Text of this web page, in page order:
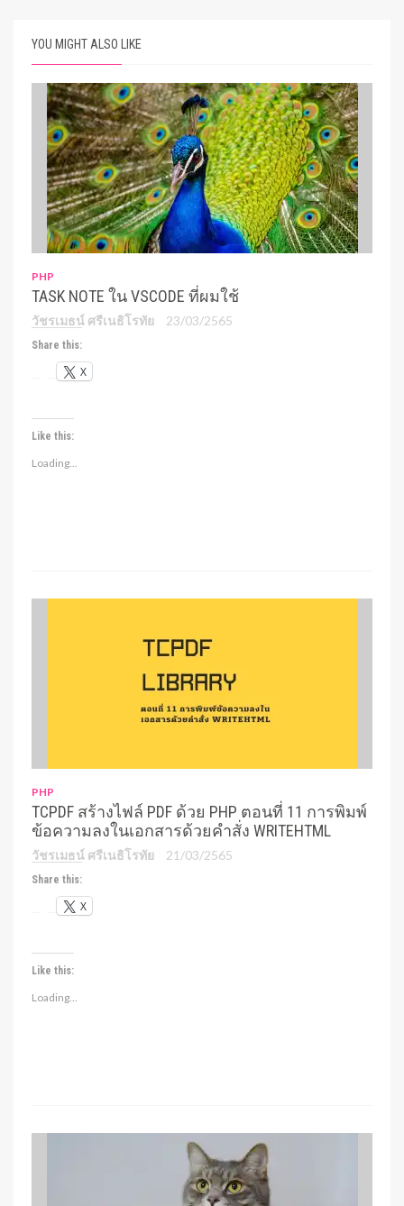
YOU MIGHT ALSO LIKE
PHP
TASK NOTE ใน VSCODE ที่ผมใช้
วัชรเมธน์ ศรีเนธิโรทัย 23/03/2565
Share this:
X
Like this:
Loading...
PHP
TCPDF สร้างไฟล์ PDF ด้วย PHP ตอนที่ 11 การพิมพ์
ข้อความลงในเอกสารด้วยคำสั่ง WRITEHTML
วัชรเมธน์ ศรีเนธิโรทัย 21/03/2565
Share this:
X
Like this:
Loading...